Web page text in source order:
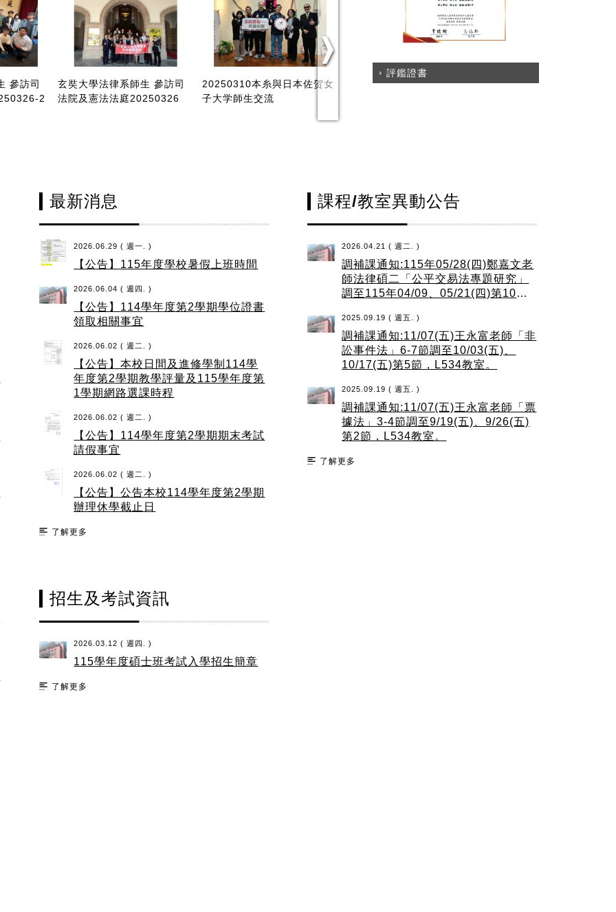
參訪司
2
玄奘大學法律系師生 參訪司
法院及憲法法庭20250326
20250310本糸與日本佐贺女
子大学師生交流
20250226日本國際關西大學
20260414「跨域共構的司
評鑑證書
最新消息
2026.06.29 ( 週一. )
【公告】115年度學校暑假上班時間
2026.06.04 ( 週四. )
【公告】114學年度第2學期學位證書
領取相關事宜
2026.06.02 ( 週二. )
【公告】本校日間及進修學制114學
年度第2學期教學評量及115學年度第
1學期網路選課時程
2026.06.02 ( 週二. )
【公告】114學年度第2學期期末考試
請假事宜
2026.06.02 ( 週二. )
【公告】公告本校114學年度第2學期
辦理休學截止日
了解更多
課程/教室異動公告
2026.04.21 ( 週二. )
調補課通知:115年05/28(四)鄭嘉文老
師法律碩二「公平交易法專題研究」
調至115年04/09、05/21(四)第10
2025.09.19 ( 週五. )
調補課通知:11/07(五)王永富老師「非
訟事件法」6-7節調至10/03(五)、
10/17(五)第5節，L534教室。
2025.09.19 ( 週五. )
調補課通知:11/07(五)王永富老師「票
據法」3-4節調至9/19(五)、9/26(五)
第2節，L534教室。
了解更多
招生及考試資訊
2026.03.12 ( 週四. )
115學年度碩士班考試入學招生簡章
了解更多